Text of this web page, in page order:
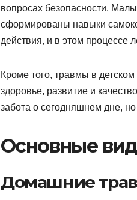
вопросах безопасности.
сформированы навыки
действия, и в этом процессе
Кроме того, травмы в
здоровье, развитие и
забота о сегодняшнем дне,
Основные
Домашние